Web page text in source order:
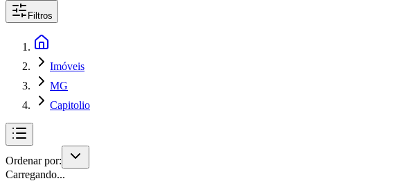
Filtros
Imóveis
MG
Capitolio
Ordenar por:
Carregando...